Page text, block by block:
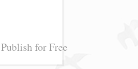
Publish for Free